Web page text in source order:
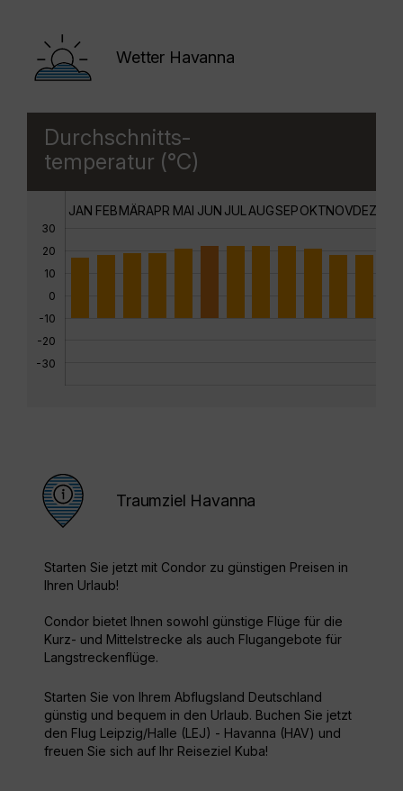
Wetter Havanna
Durchschnitts-
temperatur (°C)
30
20
10
0
-10
-20
-30
JAN FEBMÄRAPR MAI JUN JUL AUGSEPOKTNOVDEZ
Traumziel Havanna
Starten Sie jetzt mit Condor zu günstigen Preisen in
Ihren Urlaub!
Condor bietet Ihnen sowohl günstige Flüge für die
Kurz- und Mittelstrecke als auch Flugangebote für
Langstreckenflüge.
Starten Sie von Ihrem Abflugsland Deutschland
günstig und bequem in den Urlaub. Buchen Sie jetzt
den Flug Leipzig/Halle (LEJ) - Havanna (HAV) und
freuen Sie sich auf Ihr Reiseziel Kuba!